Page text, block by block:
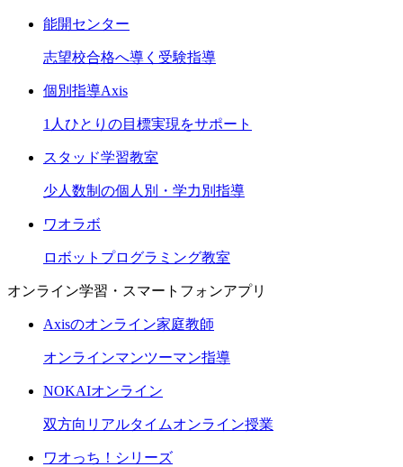
能開センター
志望校合格へ導く受験指導
個別指導Axis
1人ひとりの目標実現をサポート
スタッド学習教室
少人数制の個人別・学力別指導
ワオラボ
ロボットプログラミング教室
オンライン学習・スマートフォンアプリ
Axisのオンライン家庭教師
オンラインマンツーマン指導
NOKAIオンライン
双方向リアルタイムオンライン授業
ワオっち！シリーズ